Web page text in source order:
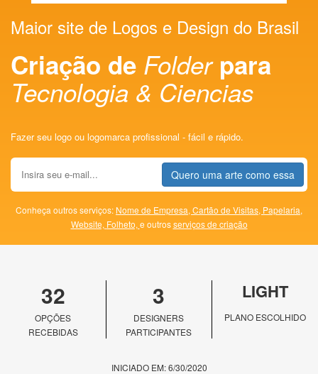
Maior site de Logos e Design do Brasil
Criação de Folder para
Tecnologia & Ciencias
Fazer seu logo ou logomarca profissional - fácil e rápido.
Quero uma arte como essa
Conheça outros serviços: Nome de Empresa, Cartão de Visitas, Papelaria,
Website, Folheto, e outrosserviços de criação
32
OPÇÕES
RECEBIDAS
3
DESIGNERS
PARTICIPANTES
LIGHT
PLANO ESCOLHIDO
INICIADO EM: 6/30/2020